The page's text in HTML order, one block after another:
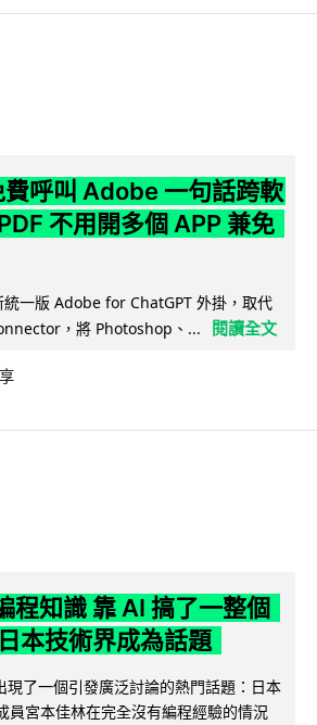
呼叫 Adobe 一句話跨軟
不用開多個 APP 兼免
一版 Adobe for ChatGPT 外掛，取代
，將 Photoshop、...
閱讀全文
程知識 靠 AI 搞了一整個
本技術界成為話題
現了一個引發廣泛討論的熱門話題：日本
員宮本佳林在完全沒有編程經驗的情況